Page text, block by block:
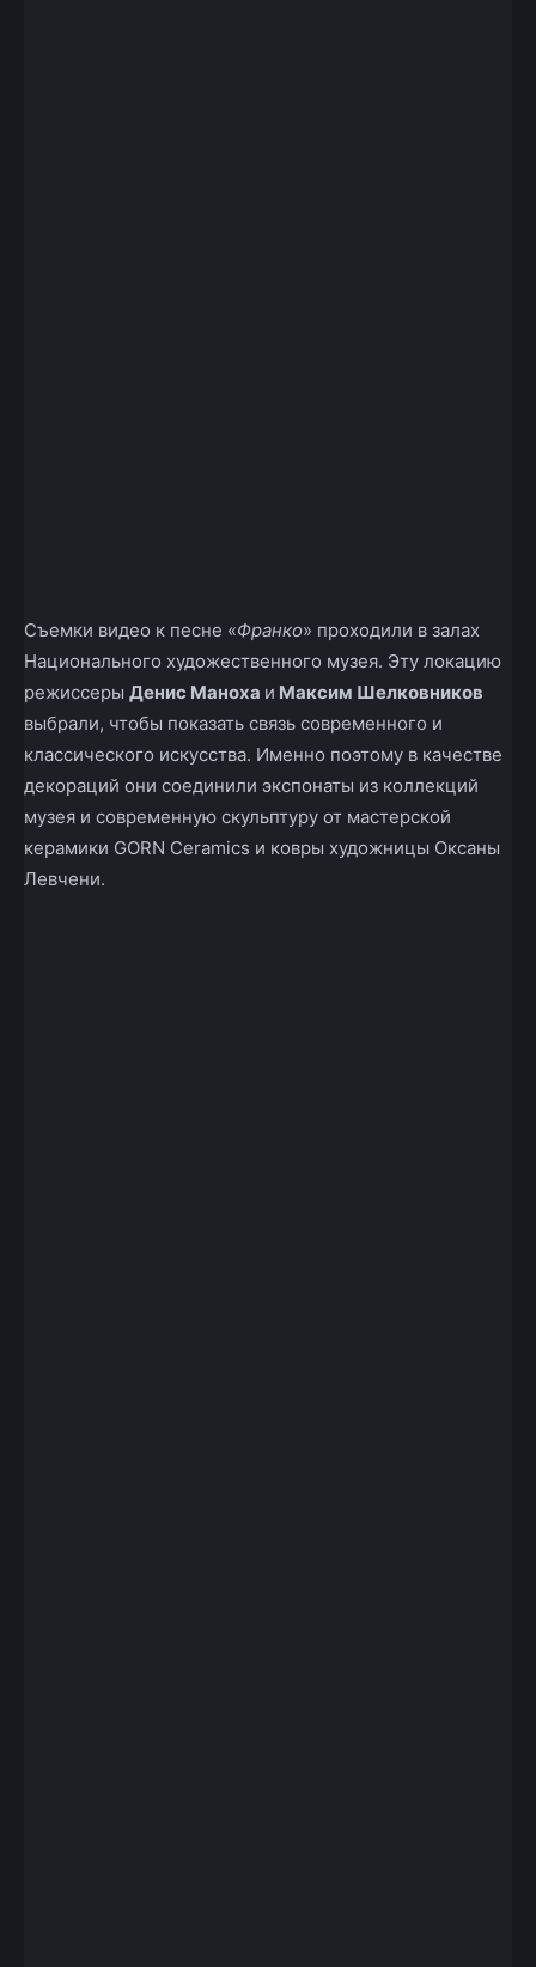
Съемки видео к песне «Франко» проходили в залах
Национального художественного музея. Эту локацию
режиссеры Денис Маноха и Максим Шелковников
выбрали, чтобы показать связь современного и
классического искусства. Именно поэтому в качестве
декораций они соединили экспонаты из коллекций
музея и современную скульптуру от мастерской
керамики GORN Ceramics и ковры художницы Оксаны
Левчени.